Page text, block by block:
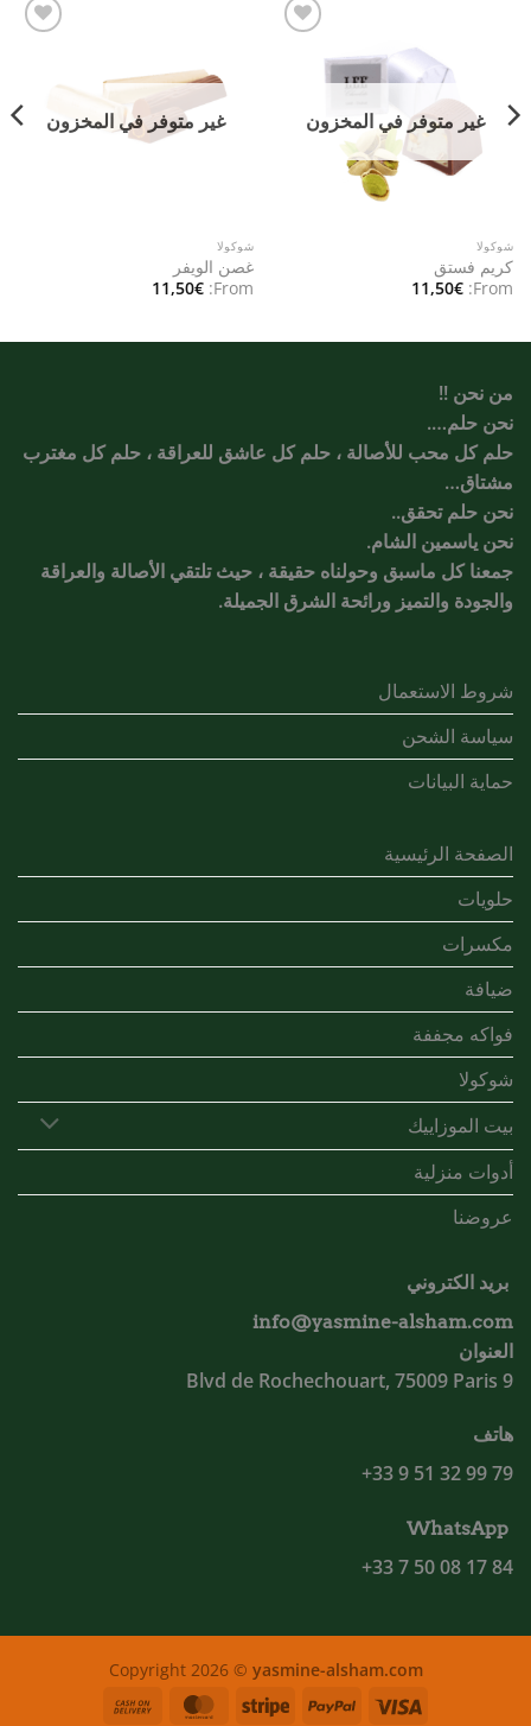
غير متوفر في المخزون
شوكولا
كريم فستق
From:
11,50€
غير متوفر في المخزون
شوكولا
غصن الويفر
From:
11,50€
من نحن !!
نحن حلم….
حلم كل محب للأصالة ، حلم كل عاشق للعراقة ، حلم كل مغترب
مشتاق…
نحن حلم تحقق..
نحن ياسمين الشام.
جمعنا كل ماسبق وحولناه حقيقة ، حيث تلتقي الأصالة والعراقة
والجودة والتميز ورائحة الشرق الجميلة.
شروط الاستعمال
سياسة الشحن
حماية البيانات
الصفحة الرئيسية
حلويات
مكسرات
ضيافة
فواكه مجففة
شوكولا
بيت الموزاييك
أدوات منزلية
عروضنا
بريد الكتروني
info@yasmine-alsham.com
العنوان
9 Blvd de Rochechouart, 75009 Paris
هاتف
79 99 32 51 9 33+
84 17 08 50 7 33+
Copyright 2026 © yasmine-alsham.com
Visa
PayPal
Stripe
MasterCard